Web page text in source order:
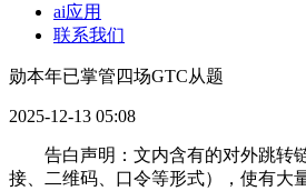
ai应用
联系我们
勋本年已掌管四场GTC从题
2025-12-13 05:08
告白声明：文内含有的对外跳转
接、二维码、口令等形式），使有大